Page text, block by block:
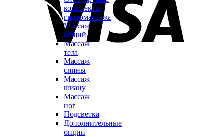
комплекты
гидромассажа
Массаж
общий
Массаж
тела
Массаж
спины
Массаж
шиацу
Массаж
ног
Подсветка
Дополнительные
опции